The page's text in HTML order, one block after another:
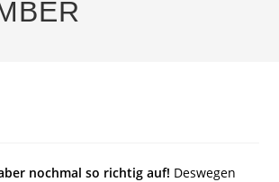
nochmal so richtig auf! Deswegen